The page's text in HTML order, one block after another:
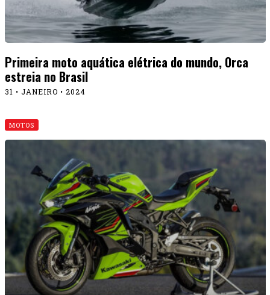
Primeira moto aquática elétrica do mundo, Orca
estreia no Brasil
31 • JANEIRO • 2024
MOTOS